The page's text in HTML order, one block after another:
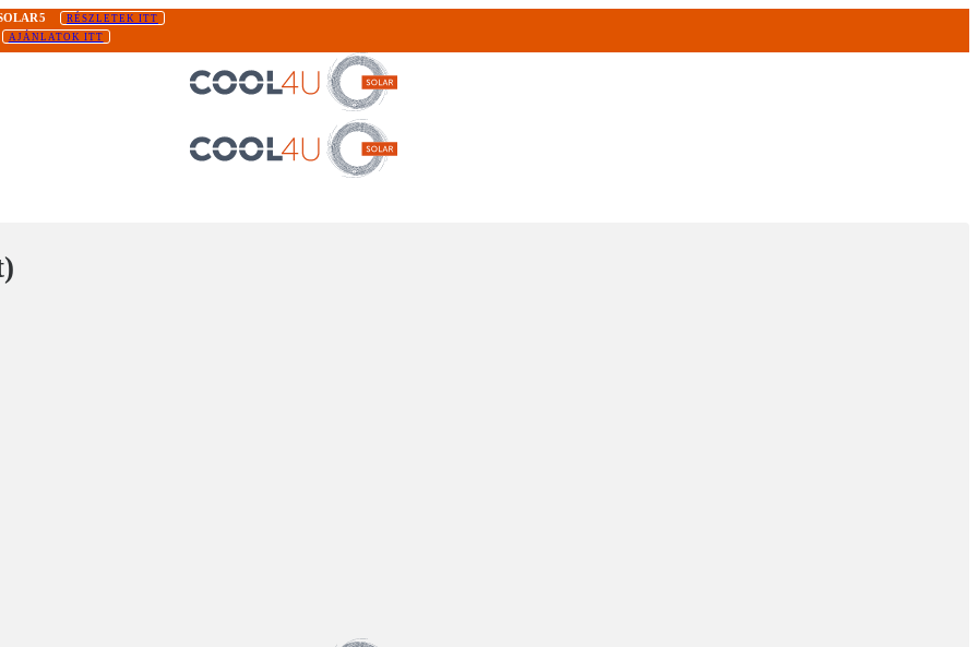
RÉSZLETEK ITT
AJÁNLATOK ITT